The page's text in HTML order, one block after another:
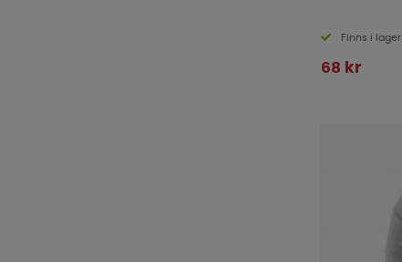
Finns i lager
68 kr